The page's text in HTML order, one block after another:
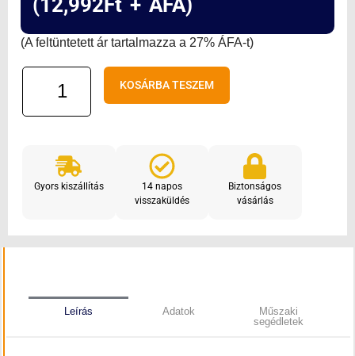
(12,992Ft + ÁFA)
(A feltüntetett ár tartalmazza a 27% ÁFA-t)
RXM23K
Univerzális
csatornás
mennyiség
KOSÁRBA TESZEM
Gyors kiszállítás
14 napos
visszaküldés
Biztonságos
vásárlás
Leírás Adatok
Műszaki
segédletek